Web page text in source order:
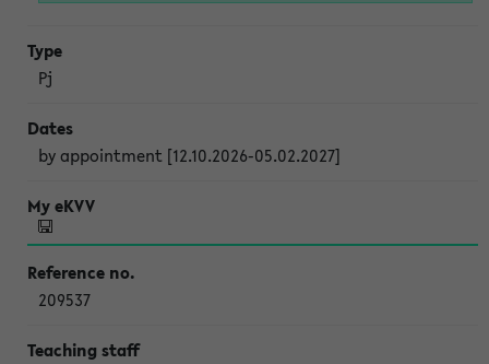
Pj
by appointment [12.10.2026-05.02.2027]
209537